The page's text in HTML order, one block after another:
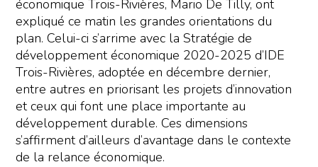
économique Trois-Rivières, Mario De Tilly, ont
expliqué ce matin les grandes orientations du
plan. Celui-ci s’arrime avec la Stratégie de
développement économique 2020-2025 d’IDE
Trois-Rivières, adoptée en décembre dernier,
entre autres en priorisant les projets d’innovation
et ceux qui font une place importante au
développement durable. Ces dimensions
s’affirment d’ailleurs d’avantage dans le contexte
de la relance économique.